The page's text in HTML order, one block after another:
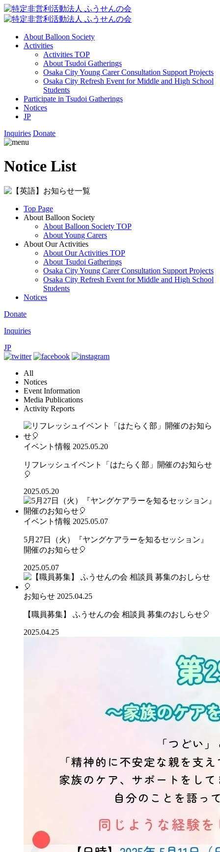
About Balloon Society
Activities
Activities TOP
About Tsudoi Gatherings
Osaka City Young Carer Consultation Support Projects
Osaka City Refresh Event for Middle and High School
Students
Participate in Tsudoi Gatherings
Notices
JP
Inquiries Donate
Notice List
Top Page
About Balloon Society
About Balloon Society TOP
About Young Carers
About Our Activities
About Our Activities TOP
About Tsudoi Gatherings
Osaka City Young Carer Consultation Support Projects
Osaka City Refresh Event for Middle and High School
Students
Notices
Donate
Inquiries
JP
All
Notices
Event Information
Media Publications
Activity Reports
イベント情報 2025.05.20
リフレッシュイベント「はたらく部」開催のお知らせ
🎈
2025.05.20
イベント情報 2025.05.07
5月27日（火）『ヤングケアラーを知るセッション』
開催のお知らせ🎈
2025.05.07
お知らせ 2025.04.25
【職員募集】 ふうせんの会 相談員 募集のおしらせ🎈
2025.04.25